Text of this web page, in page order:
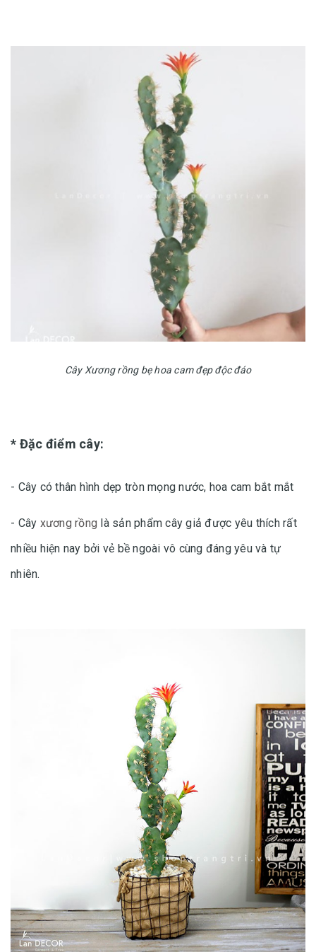
Cây Xương rồng bẹ hoa cam đẹp độc đáo
* Đặc điểm cây:
- Cây có thân hình dẹp tròn mọng nước, hoa cam bắt mắt
- Cây xương rồng là sản phẩm cây giả được yêu thích rất
nhiều hiện nay bởi vẻ bề ngoài vô cùng đáng yêu và tự
nhiên.